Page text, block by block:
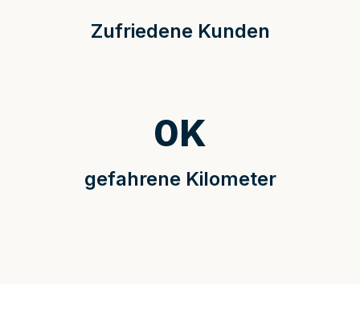
Zufriedene Kunden
gefahrene Kilometer
0K